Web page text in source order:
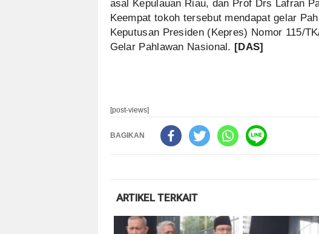
asal Kepulauan Riau, dan Prof Drs Lafran
Keempat tokoh tersebut mendapat gelar
Keputusan Presiden (Kepres) Nomor 115/
Gelar Pahlawan Nasional. [DAS]
[post-views]
BAGIKAN
ARTIKEL TERKAIT